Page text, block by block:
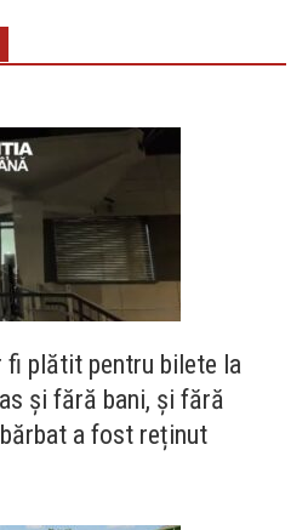
fi plătit pentru bilete la
și fără bani, și fără
a fost reținut